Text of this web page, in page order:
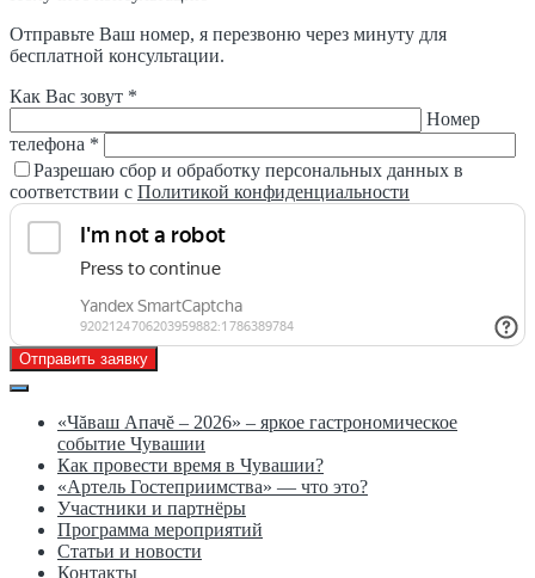
Отправьте Ваш номер, я перезвоню через минуту для
бесплатной консультации.
Как Вас зовут *
Номер
телефона *
Разрешаю сбор и обработку персональных данных в
соответствии с Политикой конфиденциальности
Отправить заявку
«Чăваш Апачĕ – 2026» – яркое гастрономическое
событие Чувашии
Как провести время в Чувашии?
«Артель Гостеприимства» — что это?
Участники и партнёры
Программа мероприятий
Статьи и новости
Контакты